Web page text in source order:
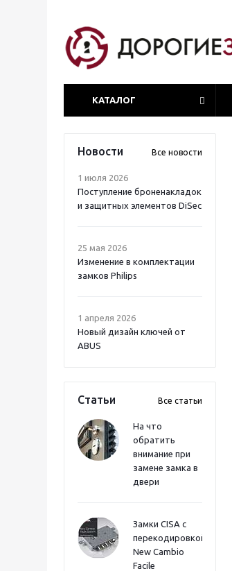
КАТАЛОГ
Новости Все новости
1 июля 2026
Поступление броненакладок
и защитных элементов DiSec
25 мая 2026
Изменение в комплектации
замков Philips
1 апреля 2026
Новый дизайн ключей от
ABUS
Статьи Все статьи
На что
обратить
внимание при
замене замка в
двери
Замки CISA с
перекодировкой
New Cambio
Facile